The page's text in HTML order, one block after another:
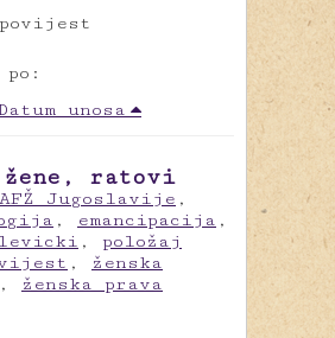
unosa
ratovi
AFŽ Jugoslavije ,
, emancipacija ,
, položaj
,
ženska
, ženska prava